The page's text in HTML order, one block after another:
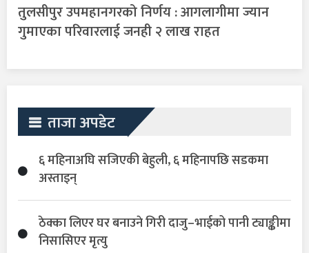
तुलसीपुर उपमहानगरको निर्णय : आगलागीमा ज्यान
गुमाएका परिवारलाई जनही २ लाख राहत
ताजा अपडेट
६ महिनाअघि सजिएकी बेहुली, ६ महिनापछि सडकमा
अस्ताइन्
ठेक्का लिएर घर बनाउने गिरी दाजु–भाईको पानी ट्याङ्कीमा
निसासिएर मृत्यु